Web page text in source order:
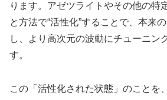
ります。アゼツライトやその他の特
と方法で“活性化”することで、本来
し、より高次元の波動にチューニン
す。
この「活性化された状態」のことを